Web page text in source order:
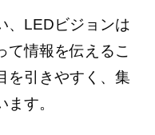
、LEDビジョンは
て情報を伝えるこ
を引きやすく、集
す。